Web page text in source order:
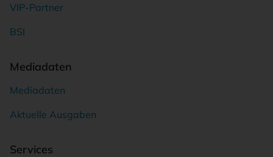
VIP-Partner
BSI
Mediadaten
Mediadaten
Aktuelle Ausgaben
Services